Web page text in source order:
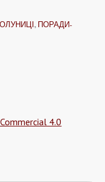
, ПОРАДИ-
4.0